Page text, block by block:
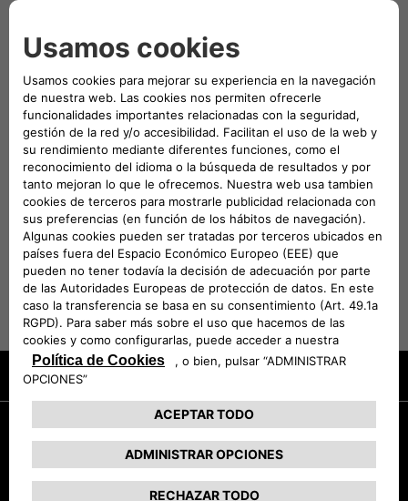
El arnés de seguridad está diseñado para
desplazamiento en el vehículo, y también se
puede usar como arnés para los paseos
diarios. • Talla M: Torso entre 41-56 cm; Cuello
entre 35-50 cm; Peso de la mascota entre 12-
22 kg • Talla L: Torso entre 56-81 cm; Cuello
entre 40-55 cm; Peso de la mascota entre 20-
60 kg. • Cinturón de seguridad no incluido.
VEHÍCULOS COMPATIBLES
Promociones
Solicita una prueba